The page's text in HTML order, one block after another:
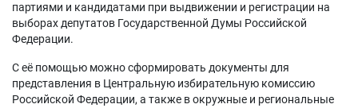
партиями и кандидатами при выдвижении и регистрации на
выборах депутатов Государственной Думы Российской
Федерации.
С её помощью можно сформировать документы для
представления в Центральную избирательную комиссию
Российской Федерации, а также в окружные и региональные